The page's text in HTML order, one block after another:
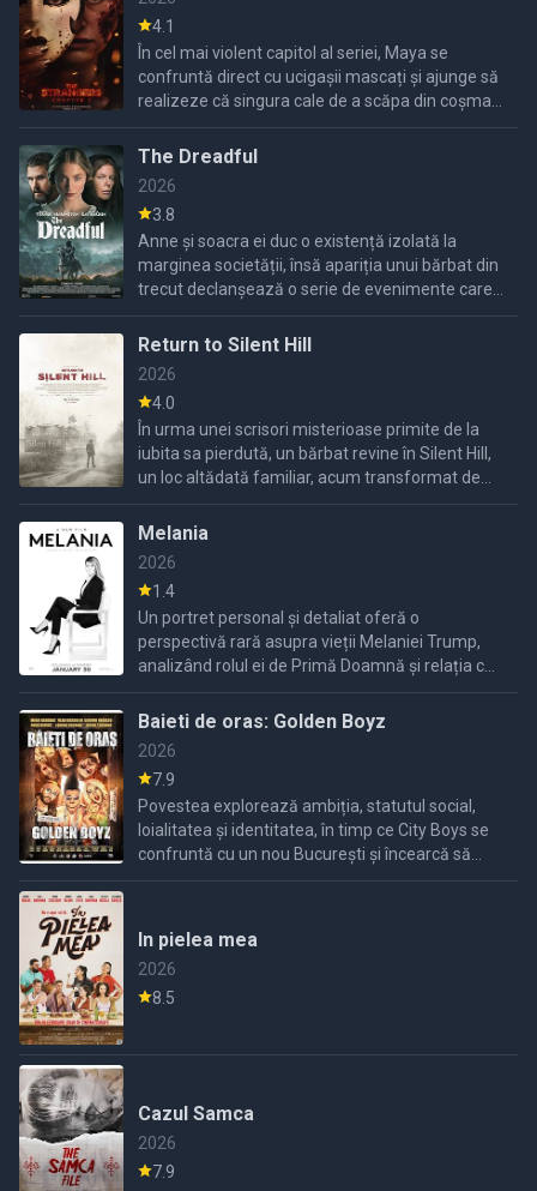
4.1
În cel mai violent capitol al seriei, Maya se
confruntă direct cu ucigașii mascați și ajunge să
realizeze că singura cale de a scăpa din coșmar
este să pătrundă mai adânc în el.
The Dreadful
2026
3.8
Anne și soacra ei duc o existență izolată la
marginea societății, însă apariția unui bărbat din
trecut declanșează o serie de evenimente care îi
schimbă radical viața.
Return to Silent Hill
2026
4.0
În urma unei scrisori misterioase primite de la
iubita sa pierdută, un bărbat revine în Silent Hill,
un loc altădată familiar, acum transformat de
forțe obscure.
Melania
2026
1.4
Un portret personal și detaliat oferă o
perspectivă rară asupra vieții Melaniei Trump,
analizând rolul ei de Primă Doamnă și relația cu
președintele.
Baieti de oras: Golden Boyz
2026
7.9
Povestea explorează ambiția, statutul social,
loialitatea și identitatea, în timp ce City Boys se
confruntă cu un nou București și încearcă să
redefinească adevăratul sens al succesului.
In pielea mea
2026
8.5
Cazul Samca
2026
7.9